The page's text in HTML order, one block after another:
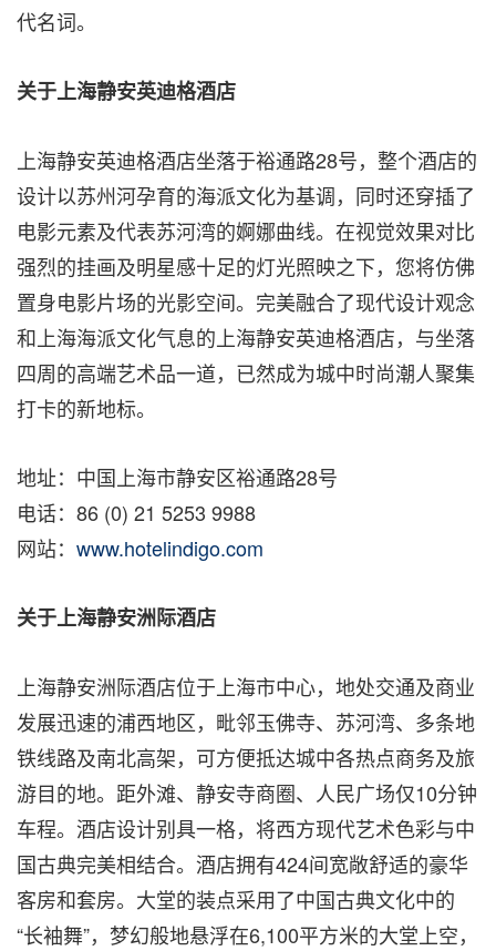
代名词。
关于上海静安英迪格酒店
上海静安英迪格酒店坐落于裕通路28号，整个酒店的
设计以苏州河孕育的海派文化为基调，同时还穿插了
电影元素及代表苏河湾的婀娜曲线。在视觉效果对比
强烈的挂画及明星感十足的灯光照映之下，您将仿佛
置身电影片场的光影空间。完美融合了现代设计观念
和上海海派文化气息的上海静安英迪格酒店，与坐落
四周的高端艺术品一道，已然成为城中时尚潮人聚集
打卡的新地标。
地址：中国上海市静安区裕通路28号
电话：86 (0) 21 5253 9988
网站： www.hotelindigo.com
关于上海静安洲际酒店
上海静安洲际酒店位于上海市中心，地处交通及商业
发展迅速的浦西地区，毗邻玉佛寺、苏河湾、多条地
铁线路及南北高架，可方便抵达城中各热点商务及旅
游目的地。距外滩、静安寺商圈、人民广场仅10分钟
车程。酒店设计别具一格，将西方现代艺术色彩与中
国古典完美相结合。酒店拥有424间宽敞舒适的豪华
客房和套房。大堂的装点采用了中国古典文化中的
“长袖舞”，梦幻般地悬浮在6,100平方米的大堂上空，